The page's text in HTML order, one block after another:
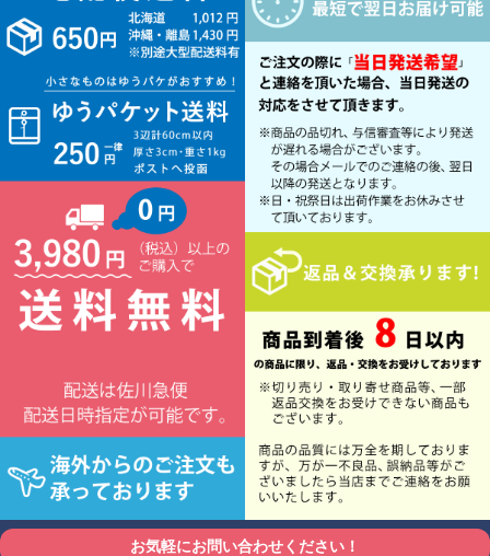
お気軽にお問い合わせください！